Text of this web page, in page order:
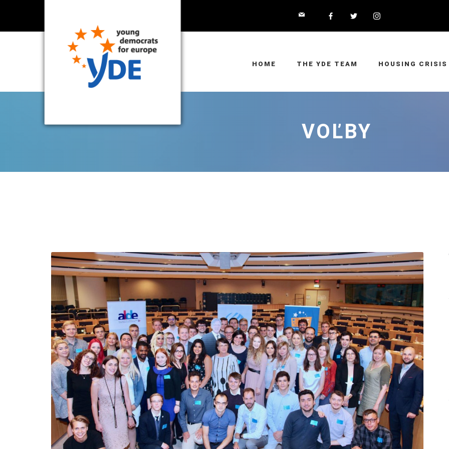
HOME THE YDE TEAM HOUSING CRISIS
VOĽBY
Detention of Enes Hocaoğulları
SECGEN ,17 AUG ’25
Support for LYMEC and ALDE
party
SECGEN,4 MAR ’25
YDE fully supports
President Zelensky
and the Ukrainian
heroes
SECGEN ,1 MAR ’25
THEY ARE “RIGHT”: EUROPE HAS
A MIGRATION PROBLEM. BUT IT
IS EMIGRATION, NOT
IMMIGRATION.
SECGEN,19 JUN ’26
Bentornata a casa, Pina Picierno
SECGEN ,8 JUN ’26
Welcome home, Pina Picierno
SECGEN 8 JUN ’26